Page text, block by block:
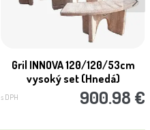
Gril INNOVA 120/120/53cm
vysoký set (Hnedá)
s DPH 900.98 €